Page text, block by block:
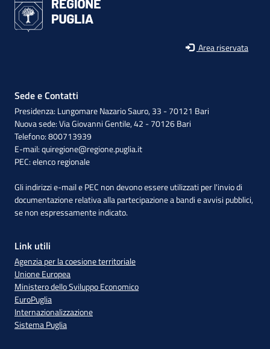
Area riservata
Sede e Contatti
Presidenza: Lungomare Nazario Sauro, 33 - 70121 Bari
Nuova sede: Via Giovanni Gentile, 42 - 70126 Bari
Telefono: 800713939
E-mail:quiregione@regione.puglia.it
PEC:elenco regionale
Gli indirizzi e-mail e PEC non devono essere utilizzati per l'invio di
documentazione relativa alla partecipazione a bandi e avvisi pubblici,
se non espressamente indicato.
Link utili
Agenzia per la coesione territoriale
Unione Europea
Ministero dello Sviluppo Economico
EuroPuglia
Internazionalizzazione
Sistema Puglia